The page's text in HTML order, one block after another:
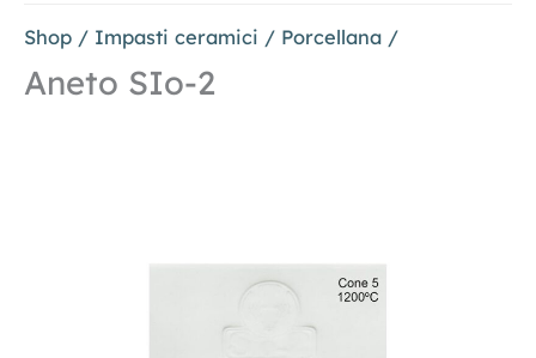
Shop / Impasti ceramici / Porcellana /
Aneto SIo-2